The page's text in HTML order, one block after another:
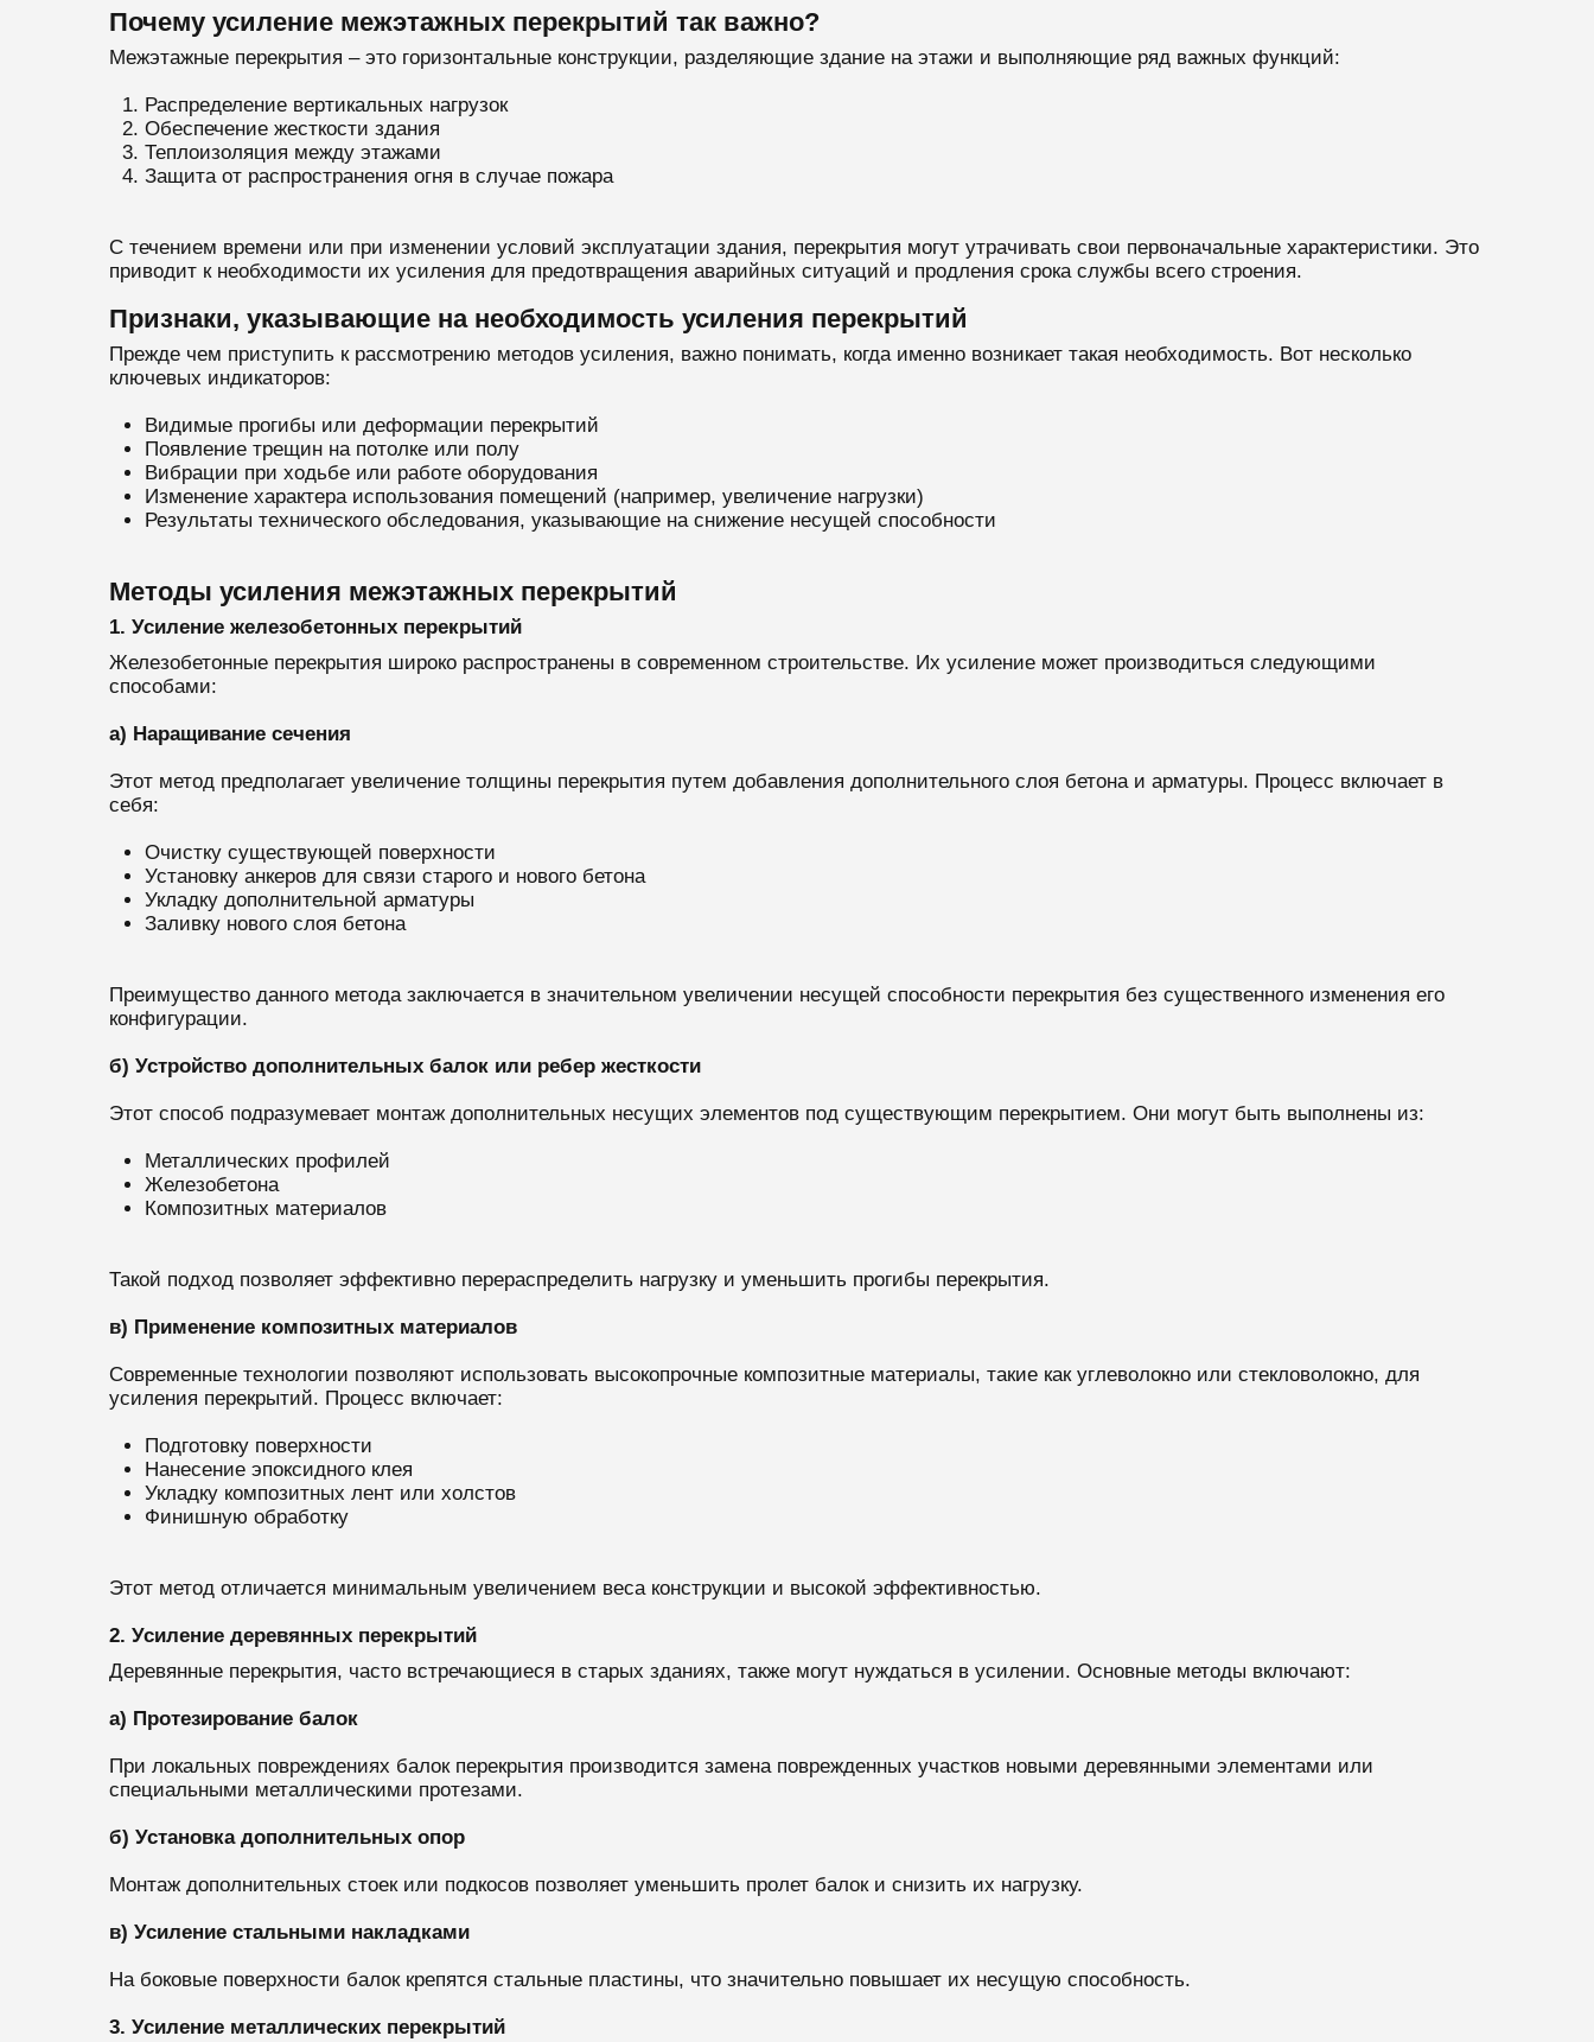
Почему усиление межэтажных перекрытий так важно?
Межэтажные перекрытия – это горизонтальные конструкции, разделяющие здание на этажи и выполняющие ряд важных функций:
Распределение вертикальных нагрузок
Обеспечение жесткости здания
Теплоизоляция между этажами
Защита от распространения огня в случае пожара
С течением времени или при изменении условий эксплуатации здания, перекрытия могут утрачивать свои первоначальные характеристики. Это
приводит к необходимости их усиления для предотвращения аварийных ситуаций и продления срока службы всего строения.
Признаки, указывающие на необходимость усиления перекрытий
Прежде чем приступить к рассмотрению методов усиления, важно понимать, когда именно возникает такая необходимость. Вот несколько
ключевых индикаторов:
Видимые прогибы или деформации перекрытий
Появление трещин на потолке или полу
Вибрации при ходьбе или работе оборудования
Изменение характера использования помещений (например, увеличение нагрузки)
Результаты технического обследования, указывающие на снижение несущей способности
Методы усиления межэтажных перекрытий
1. Усиление железобетонных перекрытий
Железобетонные перекрытия широко распространены в современном строительстве. Их усиление может производиться следующими
способами:
а) Наращивание сечения
Этот метод предполагает увеличение толщины перекрытия путем добавления дополнительного слоя бетона и арматуры. Процесс включает в
себя:
Очистку существующей поверхности
Установку анкеров для связи старого и нового бетона
Укладку дополнительной арматуры
Заливку нового слоя бетона
Преимущество данного метода заключается в значительном увеличении несущей способности перекрытия без существенного изменения его
конфигурации.
б) Устройство дополнительных балок или ребер жесткости
Этот способ подразумевает монтаж дополнительных несущих элементов под существующим перекрытием. Они могут быть выполнены из:
Металлических профилей
Железобетона
Композитных материалов
Такой подход позволяет эффективно перераспределить нагрузку и уменьшить прогибы перекрытия.
в) Применение композитных материалов
Современные технологии позволяют использовать высокопрочные композитные материалы, такие как углеволокно или стекловолокно, для
усиления перекрытий. Процесс включает:
Подготовку поверхности
Нанесение эпоксидного клея
Укладку композитных лент или холстов
Финишную обработку
Этот метод отличается минимальным увеличением веса конструкции и высокой эффективностью.
2. Усиление деревянных перекрытий
Деревянные перекрытия, часто встречающиеся в старых зданиях, также могут нуждаться в усилении. Основные методы включают:
а) Протезирование балок
При локальных повреждениях балок перекрытия производится замена поврежденных участков новыми деревянными элементами или
специальными металлическими протезами.
б) Установка дополнительных опор
Монтаж дополнительных стоек или подкосов позволяет уменьшить пролет балок и снизить их нагрузку.
в) Усиление стальными накладками
На боковые поверхности балок крепятся стальные пластины, что значительно повышает их несущую способность.
3. Усиление металлических перекрытий